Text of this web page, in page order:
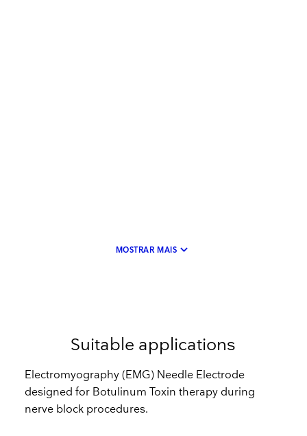
MOSTRAR MAIS keyboard_arrow_down
Suitable applications
Electromyography (EMG) Needle Electrode
designed for Botulinum Toxin therapy during
nerve block procedures.